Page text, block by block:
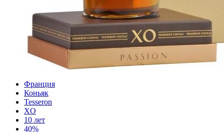
Франция
Коньяк
Tesseron
XO
10 лет
40%